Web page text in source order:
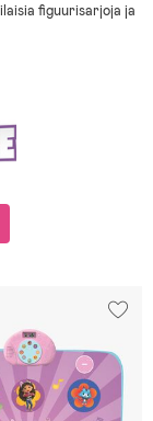
​​figuurisarjoja ja